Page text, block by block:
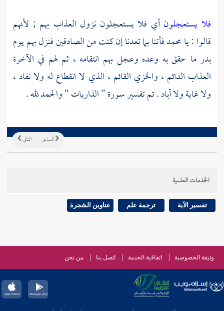
فلا يستعجلونأي فلا يستعجلون نزول العذاب بهم ; لأنهم
قالوا : يامحمدفأتنا بما تعدنا إن كنت من الصادقين فنزل بهم يوم
بدر ما حقق به وعده وعجل بهم انتقامه ، ثم لهم في الآخرة
العذاب الدائم ، والخزي القائم ، الذي لا انقطاع له ولا نفاد ،
ولا غاية ولا آباد . تم تفسير سورة " الذاريات " والحمد لله .
التالي السابق
الخدمات العلمية
تفسير الآية ترجمة علم عناوين الشجرة
وثيقة الخصوصية اتفاقية الخدمة اتصل بنا من نحن